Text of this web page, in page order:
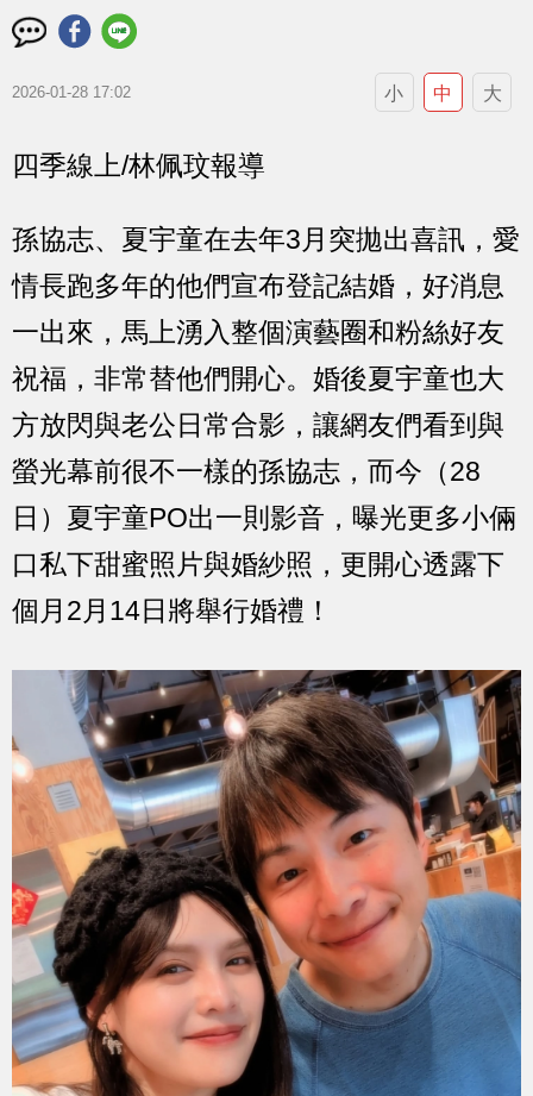
2026-01-28 17:02 小 中 大
四季線上/林佩玟報導
孫協志、夏宇童在去年3月突拋出喜訊，愛
情長跑多年的他們宣布登記結婚，好消息
一出來，馬上湧入整個演藝圈和粉絲好友
祝福，非常替他們開心。婚後夏宇童也大
方放閃與老公日常合影，讓網友們看到與
螢光幕前很不一樣的孫協志，而今（28
日）夏宇童PO出一則影音，曝光更多小倆
口私下甜蜜照片與婚紗照，更開心透露下
個月2月14日將舉行婚禮！